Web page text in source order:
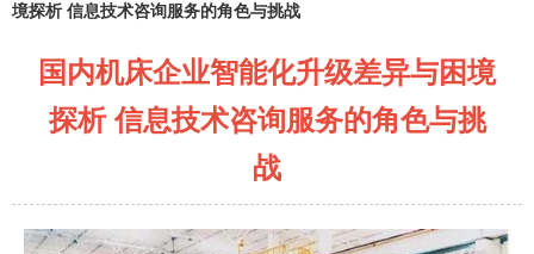
境探析 信息技术咨询服务的角色与挑战
国内机床企业智能化升级差异与困境
探析 信息技术咨询服务的角色与挑
战